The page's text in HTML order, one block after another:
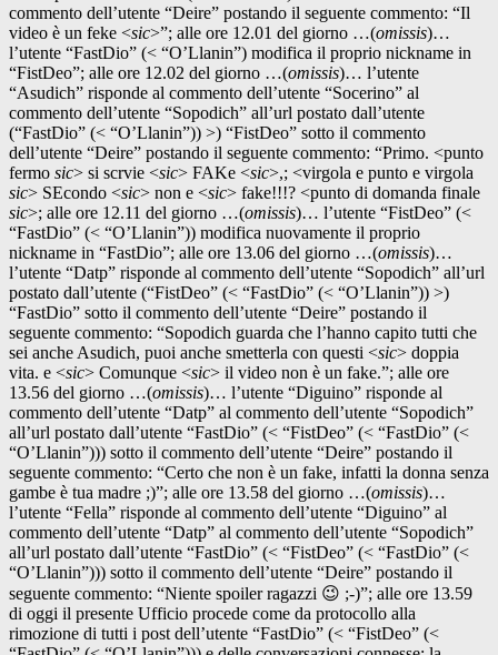
commento dell’utente “Deire” postando il seguente commento: “Il
video è un feke <sic>”; alle ore 12.01 del giorno …(omissis)…
l’utente “FastDio” (< “O’Llanin”) modifica il proprio nickname in
“FistDeo”; alle ore 12.02 del giorno …(omissis)… l’utente
“Asudich” risponde al commento dell’utente “Socerino” al
commento dell’utente “Sopodich” all’url postato dall’utente
(“FastDio” (< “O’Llanin”)) >) “FistDeo” sotto il commento
dell’utente “Deire” postando il seguente commento: “Primo. <punto
fermo sic> si scrvie <sic> FAKe <sic>,; <virgola e punto e virgola
sic> SEcondo <sic> non e <sic> fake!!!? <punto di domanda finale
sic>; alle ore 12.11 del giorno …(omissis)… l’utente “FistDeo” (<
“FastDio” (< “O’Llanin”)) modifica nuovamente il proprio
nickname in “FastDio”; alle ore 13.06 del giorno …(omissis)…
l’utente “Datp” risponde al commento dell’utente “Sopodich” all’url
postato dall’utente (“FistDeo” (< “FastDio” (< “O’Llanin”)) >)
“FastDio” sotto il commento dell’utente “Deire” postando il
seguente commento: “Sopodich guarda che l’hanno capito tutti che
sei anche Asudich, puoi anche smetterla con questi <sic> doppia
vita. e <sic> Comunque <sic> il video non è un fake.”; alle ore
13.56 del giorno …(omissis)… l’utente “Diguino” risponde al
commento dell’utente “Datp” al commento dell’utente “Sopodich”
all’url postato dall’utente “FastDio” (< “FistDeo” (< “FastDio” (<
“O’Llanin”))) sotto il commento dell’utente “Deire” postando il
seguente commento: “Certo che non è un fake, infatti la donna senza
gambe è tua madre ;)”; alle ore 13.58 del giorno …(omissis)…
l’utente “Fella” risponde al commento dell’utente “Diguino” al
commento dell’utente “Datp” al commento dell’utente “Sopodich”
all’url postato dall’utente “FastDio” (< “FistDeo” (< “FastDio” (<
“O’Llanin”))) sotto il commento dell’utente “Deire” postando il
seguente commento: “Niente spoiler ragazzi 😉 ;-)”; alle ore 13.59
di oggi il presente Ufficio procede come da protocollo alla
rimozione di tutti i post dell’utente “FastDio” (< “FistDeo” (<